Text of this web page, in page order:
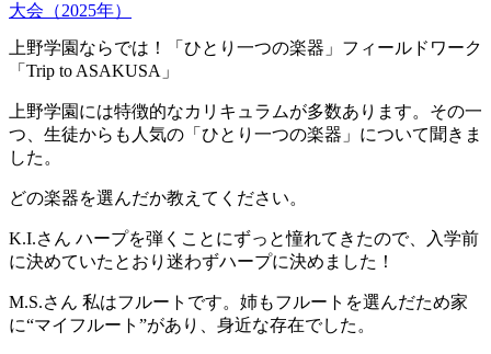
大会（2025年）
上野学園ならでは！「ひとり一つの楽器」フィールドワーク
「Trip to ASAKUSA」
上野学園には特徴的なカリキュラムが多数あります。その一
つ、生徒からも人気の「ひとり一つの楽器」について聞きま
した。
どの楽器を選んだか教えてください。
K.I.さん ハープを弾くことにずっと憧れてきたので、入学前
に決めていたとおり迷わずハープに決めました！
M.S.さん 私はフルートです。姉もフルートを選んだため家
に“マイフルート”があり、身近な存在でした。